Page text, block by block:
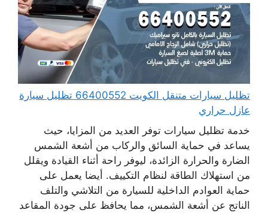
تظليل سيارات متنقل الكويت 66400552 تظليل سيارة
عازل حراري
خدمة تظليل سيارات توفر العديد من المزايا، حيث
يساعد في حماية السائق والركاب من أشعة الشمس
الضارة والحرارة الزائدة، ليوفر راحة أثناء القيادة ويقلل
من استهلاك الطاقة لنظام التكييف. أيضا يعمل على
حماية العوادم الداخلية للسيارة من التلاشي والتلف
الناتج عن أشعة الشمس، مما يحافظ على جودة المقاعد